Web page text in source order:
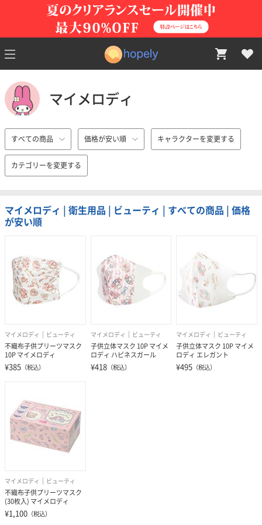
マイメロディ
すべての商品 価格が安い順 キャラクターを変更する
カテゴリーを変更する
マイメロディ | 衛生用品 | ビューティ | すべての商品 | 価格
が安い順
マイメロディ ビューティ
不織布子供プリーツマスク
10P マイメロディ
¥385 （税込）
マイメロディ ビューティ
子供立体マスク 10P マイメ
ロディ ハピネスガール
¥418（税込）
マイメロディ ビューティ
子供立体マスク 10P マイメ
ロディ エレガント
¥495 （税込）
マイメロディ ビューティ
不織布子供プリーツマスク
(30枚入) マイメロディ
¥1,100 （税込）